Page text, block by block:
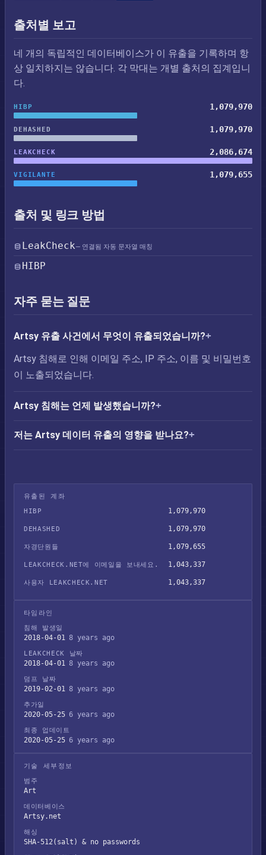
출처별 보고
네 개의 독립적인 데이터베이스가 이 유출을 기록하며 항
상 일치하지는 않습니다. 각 막대는 개별 출처의 집계입니
다.
HIBP 1,079,970
DEHASHED 1,079,970
LEAKCHECK 2,086,674
VIGILANTE 1,079,655
출처 및 링크 방법
LeakCheck— 연결됨 자동 문자열 매칭
HIBP
자주 묻는 질문
Artsy 유출 사건에서 무엇이 유출되었습니까?
Artsy 침해로 인해 이메일 주소, IP 주소, 이름 및 비밀번호
이 노출되었습니다.
Artsy 침해는 언제 발생했습니까?
저는 Artsy 데이터 유출의 영향을 받나요?
유출된 계좌
HIBP
1,079,970
DEHASHED 1,079,970
자경단원들 1,079,655
LEAKCHECK.NET에 이메일을 보내세요. 1,043,337
사용자 LEAKCHECK.NET 1,043,337
타임라인
침해 발생일
2018-04-01 8 years ago
LEAKCHECK 날짜
2018-04-01 8 years ago
덤프 날짜
2019-02-01 8 years ago
추가일
2020-05-25 6 years ago
최종 업데이트
2020-05-25 6 years ago
기술 세부정보
범주
Art
데이터베이스
Artsy.net
해싱
SHA-512(salt) & no passwords